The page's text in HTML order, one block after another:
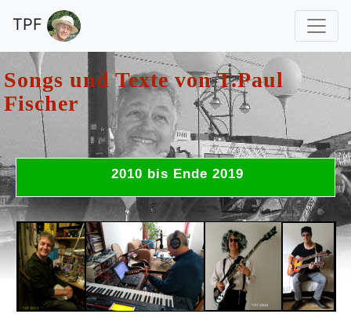
TPF
Songs und Texte vonT.Paul
Fischer
2010 bis Ende 2019